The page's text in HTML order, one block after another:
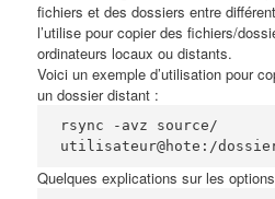
fichiers et des dossiers entre
l’utilise pour copier des fichiers/
ordinateurs locaux ou distants.
Voici un exemple d’utilisation pour
un dossier distant :
rsync -avz source/
utilisateur@hote:/
Quelques explications sur les